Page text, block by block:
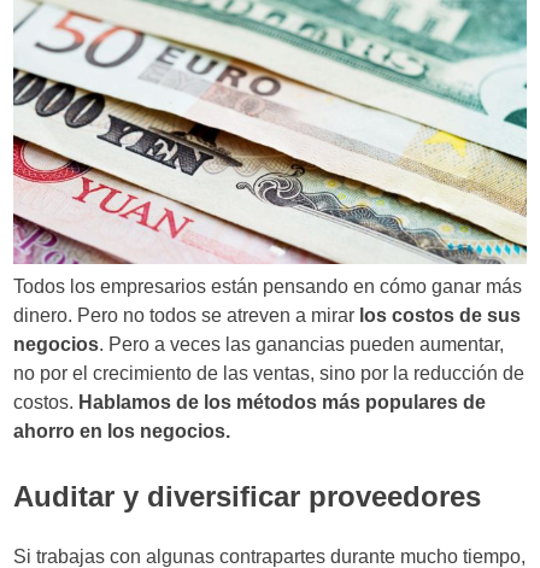
Todos los empresarios están pensando en cómo ganar más
dinero. Pero no todos se atreven a mirar los costos de sus
negocios. Pero a veces las ganancias pueden aumentar,
no por el crecimiento de las ventas, sino por la reducción de
costos. Hablamos de los métodos más populares de
ahorro en los negocios.
Auditar y diversificar proveedores
Si trabajas con algunas contrapartes durante mucho tiempo,